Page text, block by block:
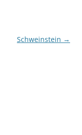
Schweinstein →